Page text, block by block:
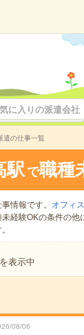
に入りの派遣会社
遣の仕事一覧
駅 で職種
情報です。 オフィ
経験OKの条件の他
表示中
08/06